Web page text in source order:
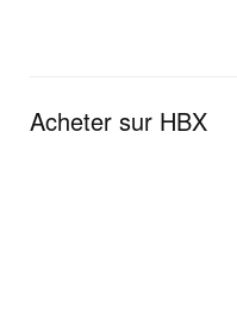
Acheter sur HBX